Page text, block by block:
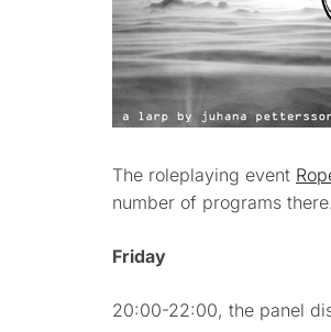
The roleplaying event
number of programs there.
Friday
20:00-22:00, the panel